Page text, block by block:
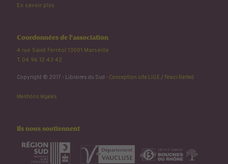
En savoir plus
Coordonnées de l'association
4 rue Saint Ferréol 13001 Marseille
T. 04 96 12 43 42
Copyright © 2017 - Libraires du Sud - Conception site LIGE/ Fewzi Raffed
Mentions légales
Ils nous soutiennent